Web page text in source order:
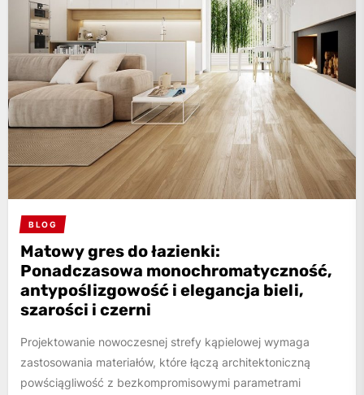
BLOG
Matowy gres do łazienki:
Ponadczasowa monochromatyczność,
antypoślizgowość i elegancja bieli,
szarości i czerni
Projektowanie nowoczesnej strefy kąpielowej wymaga
zastosowania materiałów, które łączą architektoniczną
powściągliwość z bezkompromisowymi parametrami